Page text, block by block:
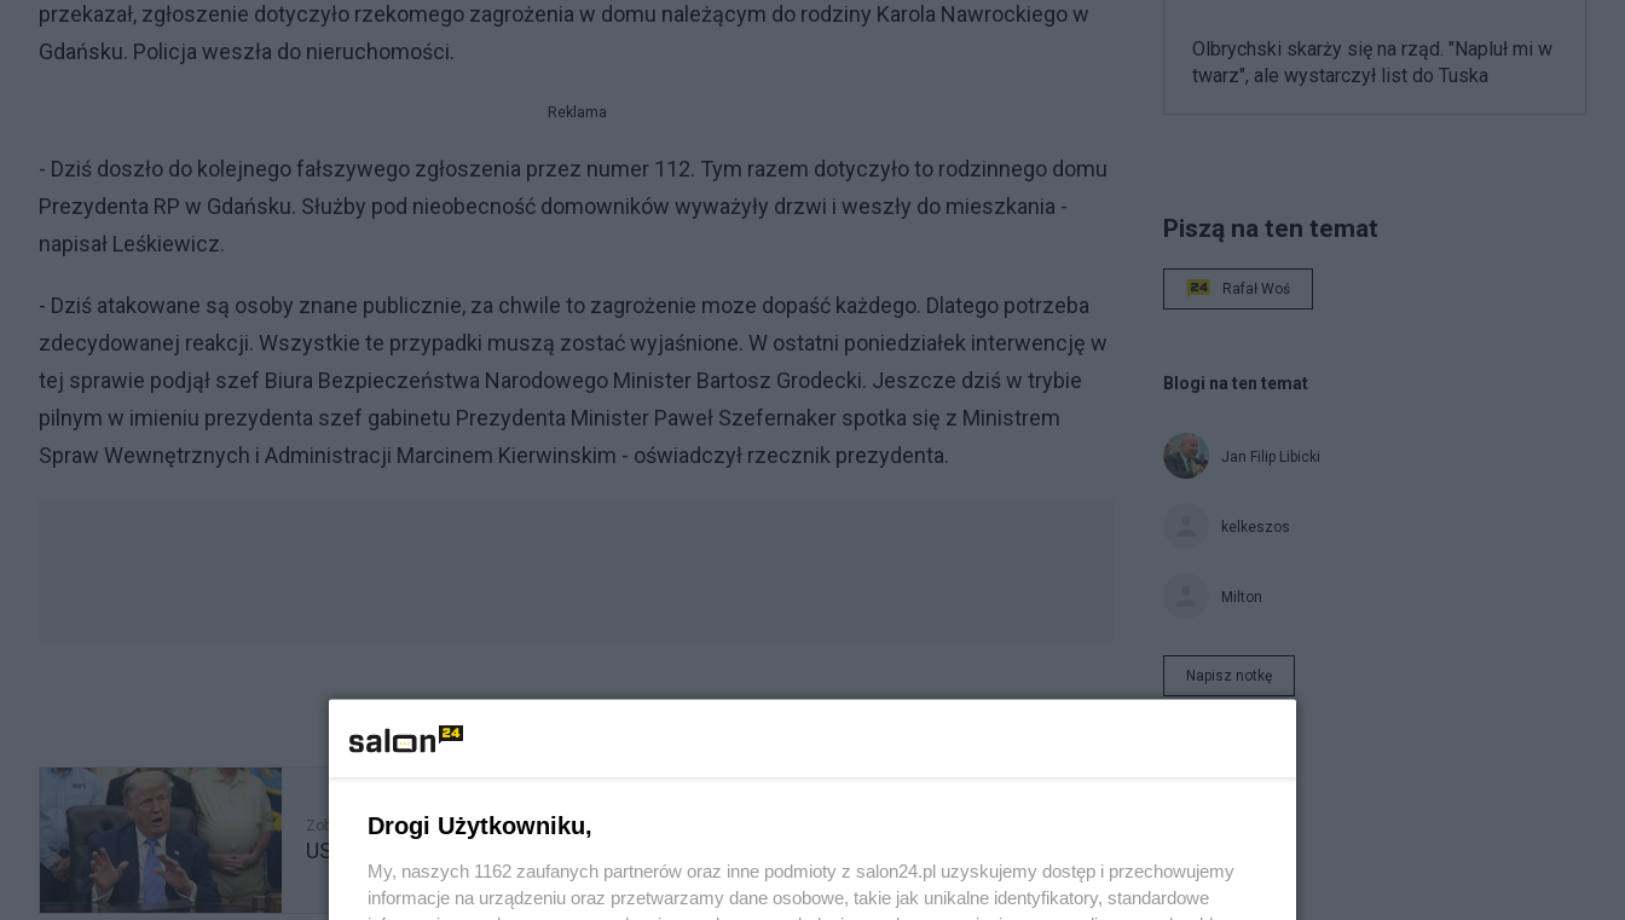
przekazał, zgłoszenie dotyczyło rzekomego zagrożenia w domu należącym do rodziny Karola Nawrockiego w
Gdańsku. Policja weszła do nieruchomości.
Reklama
- Dziś doszło do kolejnego fałszywego zgłoszenia przez numer 112. Tym razem dotyczyło to rodzinnego domu
Prezydenta RP w Gdańsku. Służby pod nieobecność domowników wyważyły drzwi i weszły do mieszkania -
napisał Leśkiewicz.
- Dziś atakowane są osoby znane publicznie, za chwile to zagrożenie moze dopaść każdego. Dlatego potrzeba
zdecydowanej reakcji. Wszystkie te przypadki muszą zostać wyjaśnione. W ostatni poniedziałek interwencję w
tej sprawie podjął szef Biura Bezpieczeństwa Narodowego Minister Bartosz Grodecki. Jeszcze dziś w trybie
pilnym w imieniu prezydenta szef gabinetu Prezydenta Minister Paweł Szefernaker spotka się z Ministrem
Spraw Wewnętrznych i Administracji Marcinem Kierwinskim - oświadczył rzecznik prezydenta.
Zobacz także
USA zrobiły ruch, a Warszawa zamarła. Kulisy chaosu wokół wojsk i Ziobry
Olbrychski skarży się na rząd. "Napluł mi w
twarz", ale wystarczył list do Tuska
Piszą na ten temat
Rafał Woś
Blogi na ten temat
Jan Filip Libicki
kelkeszos
Milton
Napisz notkę
Drogi Użytkowniku,
My, naszych 1162 zaufanych partnerów oraz inne podmioty z salon24.pl uzyskujemy dostęp i przechowujemy
informacje na urządzeniu oraz przetwarzamy dane osobowe, takie jak unikalne identyfikatory, standardowe